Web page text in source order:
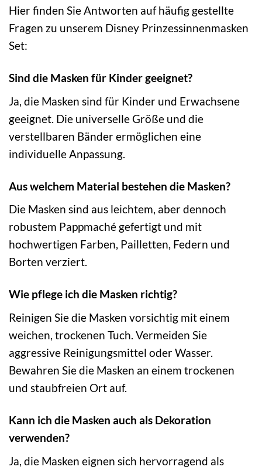
Hier finden Sie Antworten auf häufig gestellte
Fragen zu unserem Disney Prinzessinnenmasken
Set:
Sind die Masken für Kinder geeignet?
Ja, die Masken sind für Kinder und Erwachsene
geeignet. Die universelle Größe und die
verstellbaren Bänder ermöglichen eine
individuelle Anpassung.
Aus welchem Material bestehen die Masken?
Die Masken sind aus leichtem, aber dennoch
robustem Pappmaché gefertigt und mit
hochwertigen Farben, Pailletten, Federn und
Borten verziert.
Wie pflege ich die Masken richtig?
Reinigen Sie die Masken vorsichtig mit einem
weichen, trockenen Tuch. Vermeiden Sie
aggressive Reinigungsmittel oder Wasser.
Bewahren Sie die Masken an einem trockenen
und staubfreien Ort auf.
Kann ich die Masken auch als Dekoration
verwenden?
Ja, die Masken eignen sich hervorragend als